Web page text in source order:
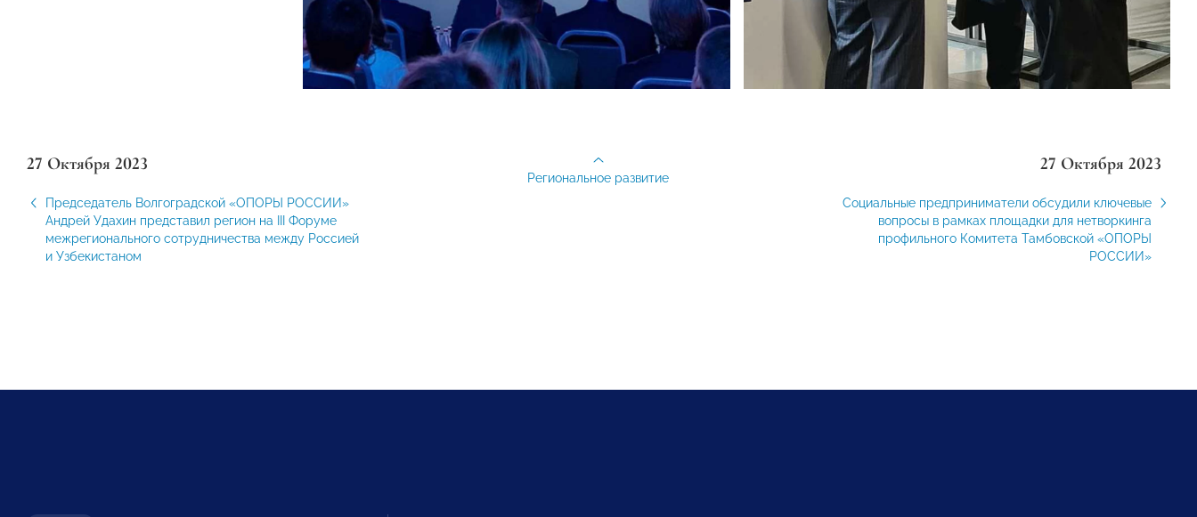
27 Октября 2023
Председатель Волгоградской «ОПОРЫ РОССИИ»
Андрей Удахин представил регион на III Форуме
межрегионального сотрудничества между Россией
и Узбекистаном
27 Октября 2023
Социальные предприниматели обсудили ключевые
вопросы в рамках площадки для нетворкинга
профильного Комитета Тамбовской «ОПОРЫ
РОССИИ»
Региональное развитие